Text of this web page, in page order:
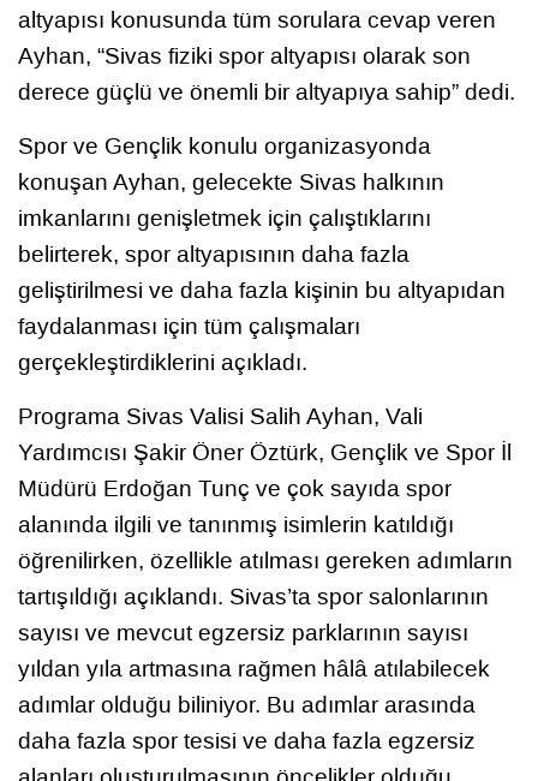
altyapısı konusunda tüm sorulara cevap veren
Ayhan, “Sivas fiziki spor altyapısı olarak son
derece güçlü ve önemli bir altyapıya sahip” dedi.
Spor ve Gençlik konulu organizasyonda
konuşan Ayhan, gelecekte Sivas halkının
imkanlarını genişletmek için çalıştıklarını
belirterek, spor altyapısının daha fazla
geliştirilmesi ve daha fazla kişinin bu altyapıdan
faydalanması için tüm çalışmaları
gerçekleştirdiklerini açıkladı.
Programa Sivas Valisi Salih Ayhan, Vali
Yardımcısı Şakir Öner Öztürk, Gençlik ve Spor İl
Müdürü Erdoğan Tunç ve çok sayıda spor
alanında ilgili ve tanınmış isimlerin katıldığı
öğrenilirken, özellikle atılması gereken adımların
tartışıldığı açıklandı. Sivas’ta spor salonlarının
sayısı ve mevcut egzersiz parklarının sayısı
yıldan yıla artmasına rağmen hâlâ atılabilecek
adımlar olduğu biliniyor. Bu adımlar arasında
daha fazla spor tesisi ve daha fazla egzersiz